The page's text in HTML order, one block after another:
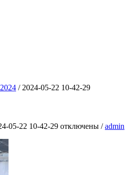
/ 2024-05-22 10-42-29
05-22 10-42-29 отключены /admin